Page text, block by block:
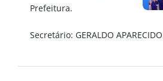
Prefeitura.
Secretário: GERALDO APARECIDO